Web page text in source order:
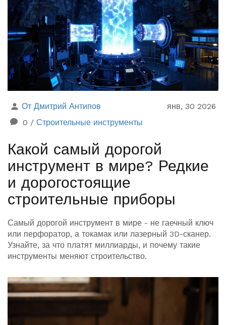
От Дмитрий Антипов
янв, 30 2026
0 / Строительные инструменты
Какой самый дорогой
инструмент в мире? Редкие
и дорогостоящие
строительные приборы
Самый дорогой инструмент в мире - не гаечный ключ
или перфоратор, а токамак или лазерный 3D-сканер.
Узнайте, за что платят миллиарды, и почему такие
инструменты меняют строительство.